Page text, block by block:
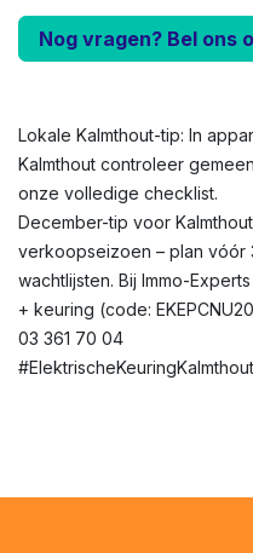
Nog vragen? Bel ons
Lokale Kalmthout-tip: In
Kalmthout controleer
onze volledige checklist.
December-tip voor
verkoopseizoen – plan
wachtlijsten. Bij Immo-
+ keuring (code:
03 361 70 04